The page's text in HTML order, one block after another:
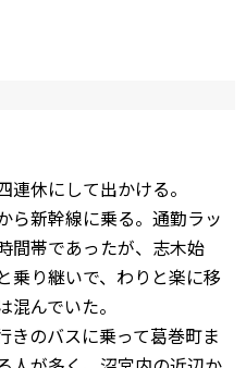
休にして出かける。
ら新幹線に乗る。通勤ラッ
間帯であったが、志木始
乗り継いで、わりと楽に移
んでいた。
きのバスに乗って葛巻町ま